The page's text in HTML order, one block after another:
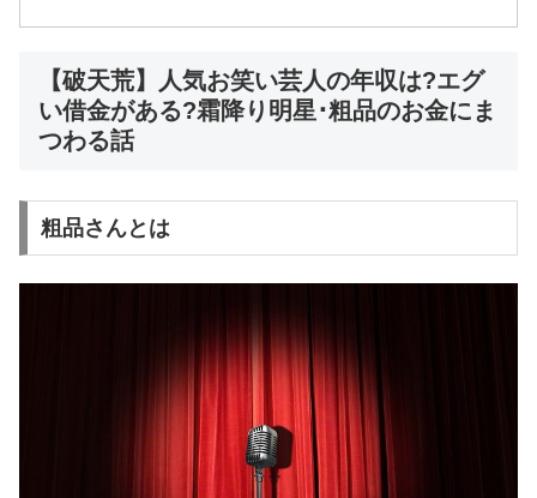
【破天荒】人気お笑い芸人の年収は?エグ
い借金がある?霜降り明星･粗品のお金にま
つわる話
粗品さんとは